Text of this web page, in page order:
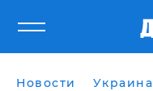
Новости Украина